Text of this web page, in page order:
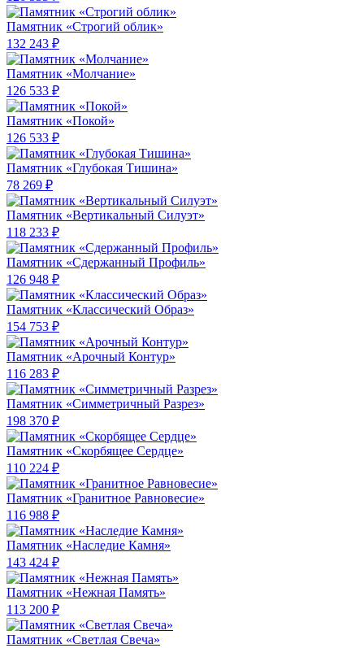
Памятник «Строгий облик»
132 243 ₽
Памятник «Молчание»
126 533 ₽
Памятник «Покой»
126 533 ₽
Памятник «Глубокая Тишина»
78 269 ₽
Памятник «Вертикальный Силуэт»
118 233 ₽
Памятник «Сдержанный Профиль»
126 948 ₽
Памятник «Классический Образ»
154 753 ₽
Памятник «Арочный Контур»
116 283 ₽
Памятник «Симметричный Разрез»
198 370 ₽
Памятник «Скорбящее Сердце»
110 224 ₽
Памятник «Гранитное Равновесие»
116 988 ₽
Памятник «Наследие Камня»
143 424 ₽
Памятник «Нежная Память»
113 200 ₽
Памятник «Светлая Свеча»